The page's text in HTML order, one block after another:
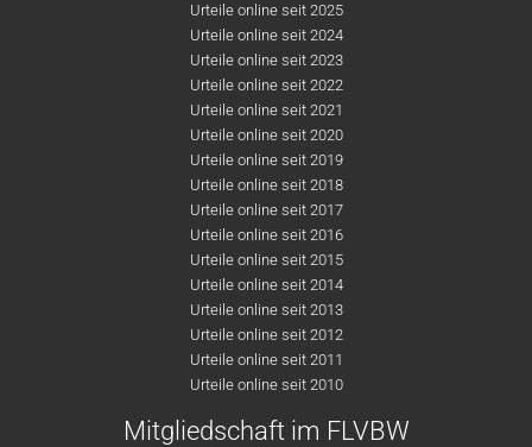
Urteile online seit 2025
Urteile online seit 2024
Urteile online seit 2023
Urteile online seit 2022
Urteile online seit 2021
Urteile online seit 2020
Urteile online seit 2019
Urteile online seit 2018
Urteile online seit 2017
Urteile online seit 2016
Urteile online seit 2015
Urteile online seit 2014
Urteile online seit 2013
Urteile online seit 2012
Urteile online seit 2011
Urteile online seit 2010
Mitgliedschaft im FLVBW